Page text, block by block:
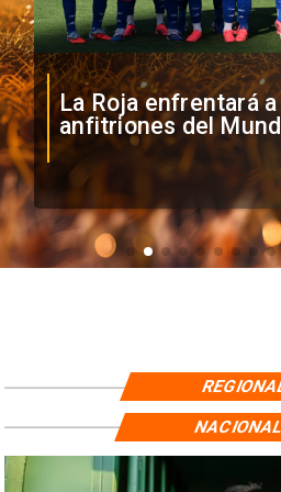
La Roja enfrentará
anfitriones del
NACIONAL